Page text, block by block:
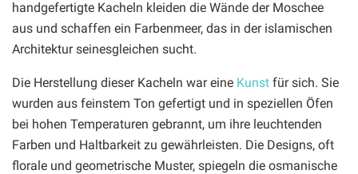
handgefertigte Kacheln kleiden die Wände der Moschee
aus und schaffen ein Farbenmeer, das in der islamischen
Architektur seinesgleichen sucht.
Die Herstellung dieser Kacheln war eine Kunst für sich. Sie
wurden aus feinstem Ton gefertigt und in speziellen Öfen
bei hohen Temperaturen gebrannt, um ihre leuchtenden
Farben und Haltbarkeit zu gewährleisten. Die Designs, oft
florale und geometrische Muster, spiegeln die osmanische